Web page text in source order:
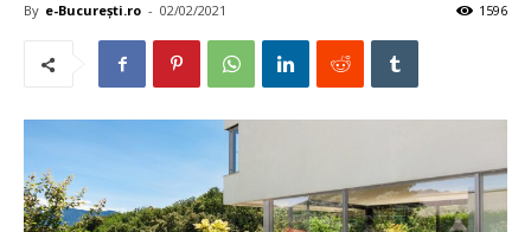
By e-București.ro - 02/02/2021 1596